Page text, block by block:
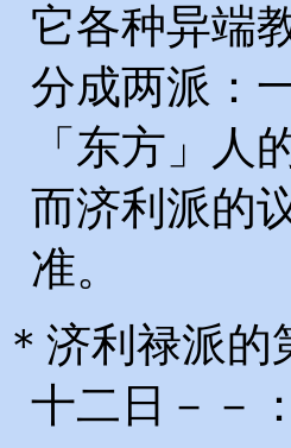
它各种异端
分成两派：
「东方」人
而济利派的
准。
＊济利禄派
十二日－－